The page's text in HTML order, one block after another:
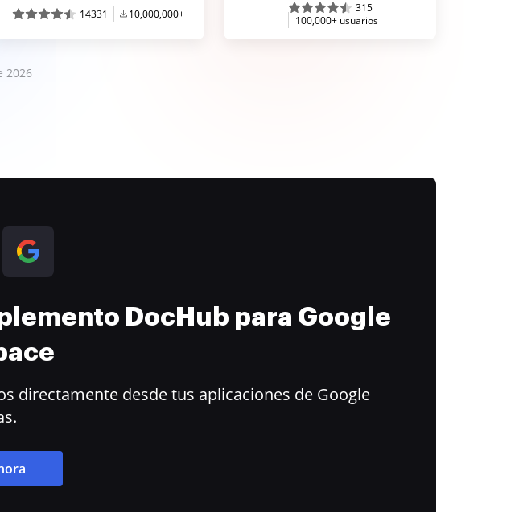
14331 10,000,000+
315
100,000+ usuarios
2026
DocHub para Google
directamente desde tus aplicaciones de Google